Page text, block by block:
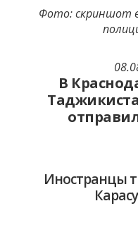
В
Иностранцы
Фото: скриншот